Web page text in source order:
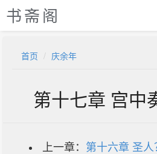
书斋阁
首页 庆余年
第十七章 宫中
上一章： 第十六章 圣人